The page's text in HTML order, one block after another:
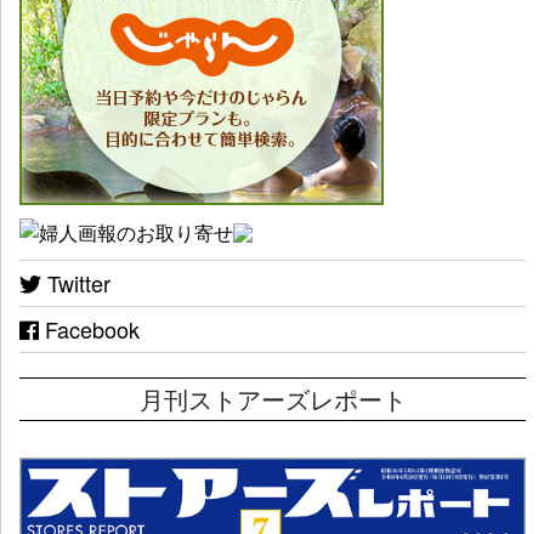
Twitter
Facebook
月刊ストアーズレポート